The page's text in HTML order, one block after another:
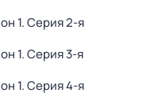
1. Серия 2-я
1. Серия 3-я
1. Серия 4-я